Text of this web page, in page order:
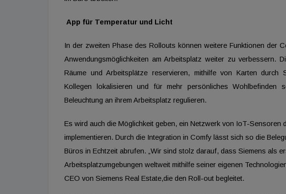
App für Temperatur und Licht
In der zweiten Phase des Rollouts können weitere Funktionen der
Anwendungsmöglichkeiten am Arbeitsplatz weiter zu verbessern.
Räume und Arbeitsplätze reservieren, mithilfe von Karten durch
Kollegen lokalisieren und für mehr persönliches Wohlbefinden
Beleuchtung an ihrem Arbeitsplatz regulieren.
Es wird auch die Möglichkeit geben, ein Netzwerk von IoT-Sensoren
implementieren. Durch die Integration in Comfy lässt sich so die
Büros in Echtzeit abrufen. „Wir sind stolz darauf, dass Siemens als
Arbeitsplatzumgebungen weltweit mithilfe seiner eigenen
CEO von Siemens Real Estate,die den Roll-out begleitet.